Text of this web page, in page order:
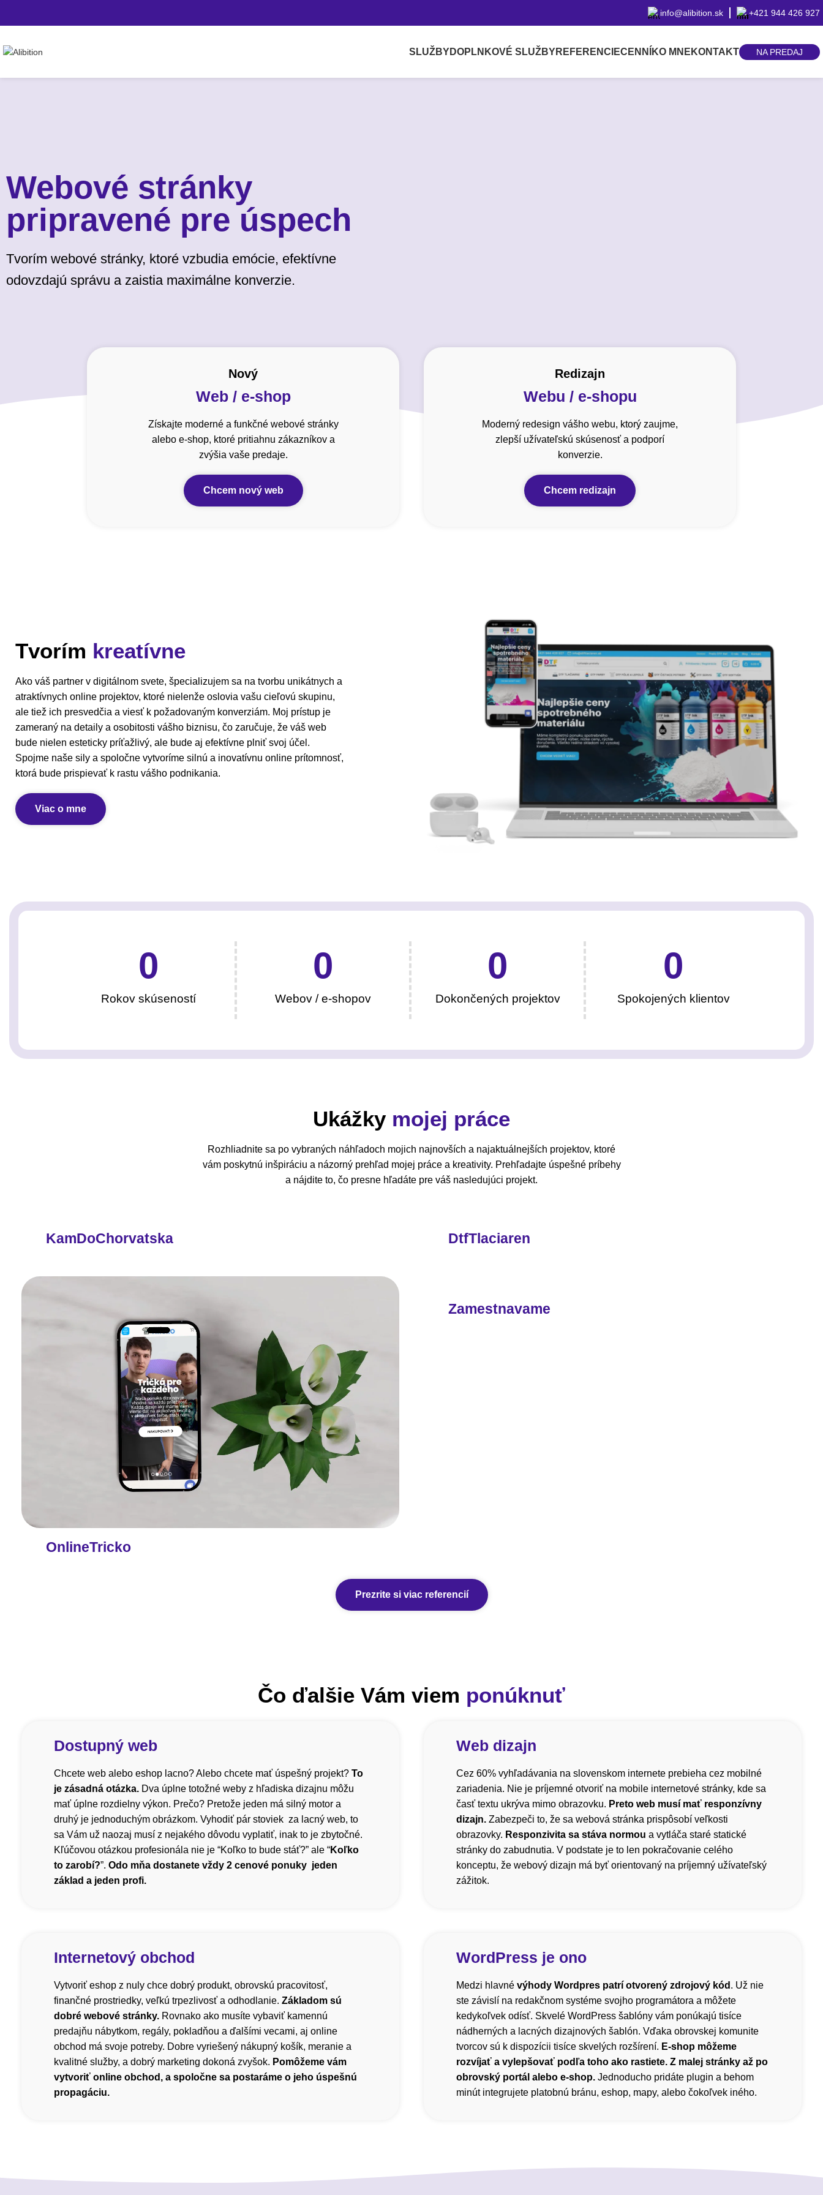
info@alibition.sk +421 944 426 927
SLUŽBYDOPLNKOVÉ SLUŽBYREFERENCIECENNÍKO MNE KONTAKT NA PREDAJ
Webové stránky
pripravené pre úspech
Tvorím webové stránky, ktoré vzbudia emócie, efektívne
odovzdajú správu a zaistia maximálne konverzie.
Nový
Web / e-shop
Získajte moderné a funkčné webové stránky
alebo e-shop, ktoré pritiahnu zákazníkov a
zvýšia vaše predaje.
Chcem nový web
Redizajn
Webu / e-shopu
Moderný redesign vášho webu, ktorý zaujme,
zlepší užívateľskú skúsenosť a podporí
konverzie.
Chcem redizajn
Tvorím kreatívne
Ako váš partner v digitálnom svete, špecializujem sa na tvorbu unikátnych a
atraktívnych online projektov, ktoré nielenže oslovia vašu cieľovú skupinu,
ale tiež ich presvedčia a viesť k požadovaným konverziám. Moj prístup je
zameraný na detaily a osobitosti vášho biznisu, čo zaručuje, že váš web
bude nielen esteticky príťažlivý, ale bude aj efektívne plniť svoj účel.
Spojme naše sily a spoločne vytvoríme silnú a inovatívnu online prítomnosť,
ktorá bude prispievať k rastu vášho podnikania.
Viac o mne
Rokov skúseností
0
Webov / e-shopov
0
Dokončených projektov
0
Spokojených klientov
0
Ukážkymojej práce
Rozhliadnite sa po vybraných náhľadoch mojich najnovších a najaktuálnejších projektov, ktoré
vám poskytnú inšpiráciu a názorný prehľad mojej práce a kreativity. Prehľadajte úspešné príbehy
a nájdite to, čo presne hľadáte pre váš nasledujúci projekt.
KamDoChorvatska DtfTlaciaren
OnlineTricko
Zamestnavame
Prezrite si viac referencií
Čo ďalšie Vám viem ponúknuť
Dostupný web
Chcete web alebo eshop lacno? Alebo chcete mať úspešný projekt? To
je zásadná otázka. Dva úplne totožné weby z hľadiska dizajnu môžu
mať úplne rozdielny výkon. Prečo? Pretože jeden má silný motor a
druhý je jednoduchým obrázkom. Vyhodiť pár stoviek za lacný web, to
sa Vám už naozaj musí z nejakého dôvodu vyplatiť, inak to je zbytočné.
Kľúčovou otázkou profesionála nie je “Koľko to bude stáť?” ale “Koľko
to zarobí?”. Odo mňa dostanete vždy 2 cenové ponuky jeden
základ a jeden profi.
Web dizajn
Cez 60% vyhľadávania na slovenskom internete prebieha cez mobilné
zariadenia. Nie je príjemné otvoriť na mobile internetové stránky, kde sa
časť textu ukrýva mimo obrazovku. Preto web musí mať responzívny
dizajn. Zabezpeči to, že sa webová stránka prispôsobí veľkosti
obrazovky. Responzivita sa stáva normou a vytláča staré statické
stránky do zabudnutia. V podstate je to len pokračovanie celého
konceptu, že webový dizajn má byť orientovaný na príjemný užívateľský
zážitok.
Internetový obchod
Vytvoriť eshop z nuly chce dobrý produkt, obrovskú pracovitosť,
finančné prostriedky, veľkú trpezlivosť a odhodlanie. Základom sú
dobré webové stránky. Rovnako ako musíte vybaviť kamennú
predajňu nábytkom, regály, pokladňou a ďalšími vecami, aj online
obchod má svoje potreby. Dobre vyriešený nákupný košík, meranie a
kvalitné služby, a dobrý marketing dokoná zvyšok. Pomôžeme vám
vytvoriť online obchod, a spoločne sa postaráme o jeho úspešnú
propagáciu.
WordPress je ono
Medzi hlavné výhody Wordpres patrí otvorený zdrojový kód . Už nie
ste závislí na redakčnom systéme svojho programátora a môžete
kedykoľvek odísť. Skvelé WordPress šablóny vám ponúkajú tisíce
nádherných a lacných dizajnových šablón. Vďaka obrovskej komunite
tvorcov sú k dispozícii tisíce skvelých rozšírení. E-shop môžeme
rozvíjať a vylepšovať podľa toho ako rastiete. Z malej stránky až po
obrovský portál alebo e-shop. Jednoducho pridáte plugin a behom
minút integrujete platobnú bránu, eshop, mapy, alebo čokoľvek iného.